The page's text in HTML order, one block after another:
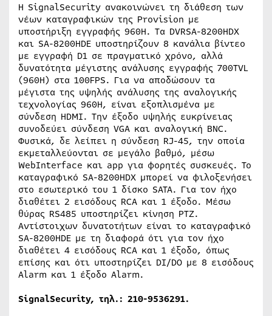
Η SignalSecurity ανακοινώνει τη διάθεση των
νέων καταγραφικών της Provision με
υποστήριξη εγγραφής 960H. Τα DVRSA-8200HDX
και SA-8200HDE υποστηρίζουν 8 κανάλια βίντεο
με εγγραφή D1 σε πραγματικό χρόνο, αλλά
δυνατότητα μέγιστης ανάλυσης εγγραφής 700TVL
(960H) στα 100FPS. Για να αποδώσουν τα
μέγιστα της υψηλής ανάλυσης της αναλογικής
τεχνολογίας 960Η, είναι εξοπλισμένα με
σύνδεση HDMI. Την έξοδο υψηλής ευκρίνειας
συνοδεύει σύνδεση VGA και αναλογική BNC.
Φυσικά, δε λείπει η σύνδεση RJ-45, την οποία
εκμεταλλεύονται σε μεγάλο βαθμό, μέσω
WebInterface και app για φορητές συσκευές. Το
καταγραφικό SA-8200HDX μπορεί να φιλοξενήσει
στο εσωτερικό του 1 δίσκο SATA. Για τον ήχο
διαθέτει 2 εισόδους RCA και 1 έξοδο. Μέσω
θύρας RS485 υποστηρίζει κίνηση PTZ.
Αντίστοιχων δυνατοτήτων είναι το καταγραφικό
SA-8200HDE με τη διαφορά ότι για τον ήχο
διαθέτει 4 εισόδους RCA και 1 έξοδο, όπως
επίσης και ότι υποστηρίζει DI/DO με 8 εισόδους
Alarm και 1 έξοδο Alarm.
SignalSecurity, τηλ.: 210-9536291.